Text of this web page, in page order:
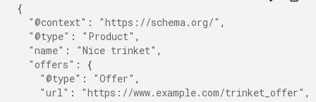
{
"@context" : "https://schema.org/" ,
"@type" : "Product" ,
"name" : "Nice trinket" ,
"offers" :
{
"@type" : "Offer" ,
"url" : "https://www.example.com/trinket_offer" ,